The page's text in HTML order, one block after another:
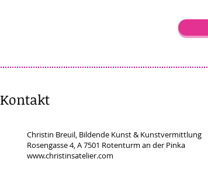
Kontakt
Christin Breuil, Bildende Kunst & Kunstvermittlung
Rosengasse 4, A 7501 Rotenturm an der Pinka
www.christinsatelier.com